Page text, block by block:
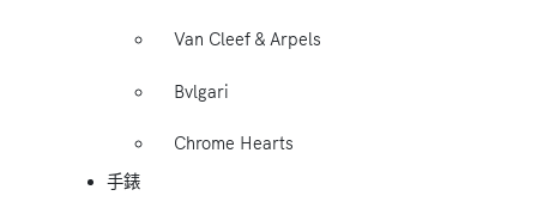
Van Cleef & Arpels
Bvlgari
Chrome Hearts
手錶